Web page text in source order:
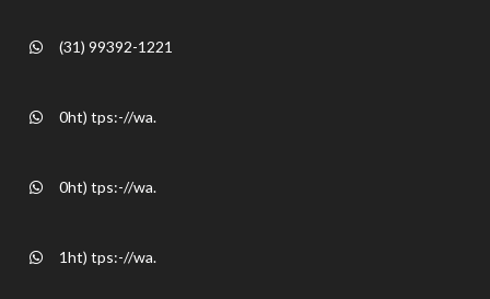
(31) 99392-1221
0ht) tps:-//wa.
0ht) tps:-//wa.
1ht) tps:-//wa.